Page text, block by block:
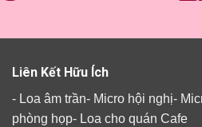
Liên Kết Hữu Ích
- Loa âm trần- Micro hội nghị-
phòng họp- Loa cho quán Cafe